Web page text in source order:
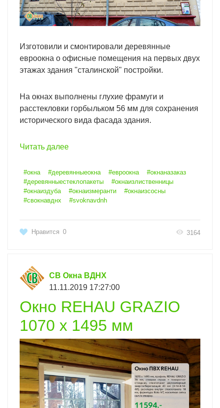
Изготовили и смонтировали деревянные
евроокна о офисные помещения на первых двух
этажах здания "сталинской" постройки.
На окнах выполнены глухие фрамуги и
расстекловки горбыльком 56 мм для сохранения
исторического вида фасада здания.
Читать далее
#окна #деревянныеокна #евроокна
#окнаназаказ
#деревянныестеклопакеты
#окнаизлиственницы
#окнаиздуба
#окнаизмеранти
#окнаизсосны
#свокнавднх
#svoknavdnh
Нравится 0 3164
СВ Окна ВДНХ
11.11.2019 17:27:00
Окно REHAU GRAZIO
1070 х 1495 мм